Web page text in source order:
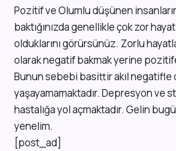
Pozitif ve Olumlu düşünen
baktığınızda genellikle çok zor
olduklarını görürsünüz. Zorlu
olarak negatif bakmak yerine
Bunun sebebi basittir akıl negatifle
yaşayamamaktadır. Depresyon ve
hastalığa yol açmaktadır. Gelin
yenelim.
[post_ad]